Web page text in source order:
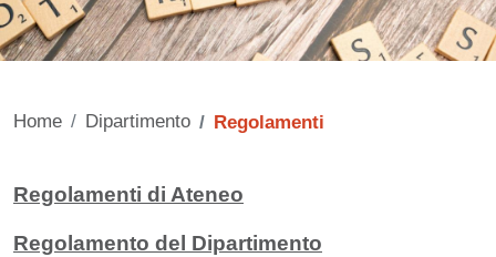
Home Dipartimento Regolamenti
Contenuto
Regolamenti di Ateneo
Regolamento del Dipartimento